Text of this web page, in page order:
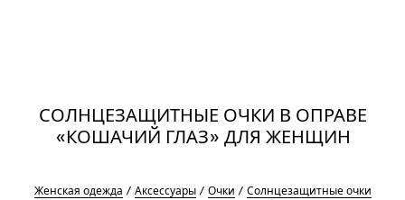
СОЛНЦЕЗАЩИТНЫЕ ОЧКИ В ОПРАВЕ
«КОШАЧИЙ ГЛАЗ» ДЛЯ ЖЕНЩИН
Женская одежда Аксессуары Очки
Солнцезащитные очки